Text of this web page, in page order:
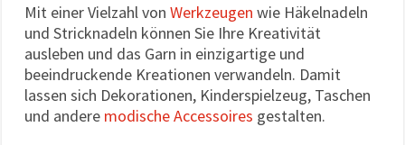
Mit einer Vielzahl von Werkzeugen wie Häkelnadeln
und Stricknadeln können Sie Ihre Kreativität
ausleben und das Garn in einzigartige und
beeindruckende Kreationen verwandeln. Damit
lassen sich Dekorationen, Kinderspielzeug, Taschen
und andere modische Accessoires gestalten.